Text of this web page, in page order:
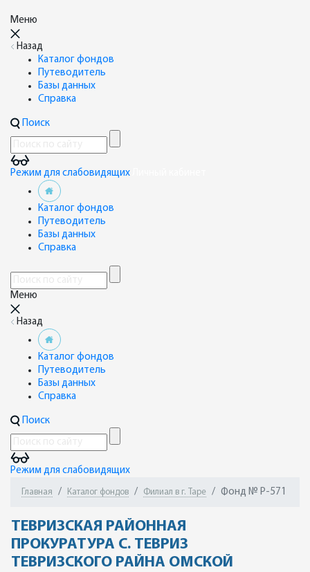
Меню
Назад
Каталог фондов
Путеводитель
Базы данных
Справка
Поиск
Режим для слабовидящих
Каталог фондов
Путеводитель
Базы данных
Справка
Меню
Назад
Каталог фондов
Путеводитель
Базы данных
Справка
Поиск
Режим для слабовидящих
Главная Каталог фондов Филиал в г. Таре Фонд № Р-571
ТЕВРИЗСКАЯ РАЙОННАЯ
ПРОКУРАТУРА С. ТЕВРИЗ
ТЕВРИЗСКОГО РАЙНА ОМСКОЙ